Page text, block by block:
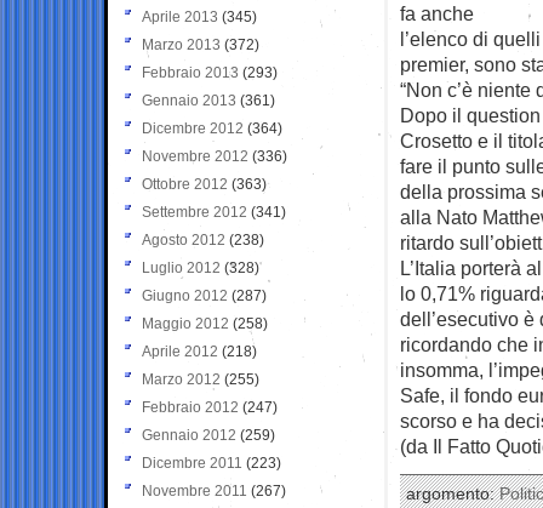
fa anche
l’elenco di
premier, sono
“Non c’è niente
Dopo il
Crosetto e il
fare il punto
della prossima
alla Nato
ritardo
L’Italia porterà
lo 0,71%
dell’esecutivo è
ricordando che
insomma,
Safe, il fondo
scorso e ha
(da Il Fatto
argomento:
Aprile 2013 (345)
Marzo 2013 (372)
Febbraio 2013 (293)
Gennaio 2013 (361)
Dicembre 2012 (364)
Novembre 2012 (336)
Ottobre 2012 (363)
Settembre 2012 (341)
Agosto 2012 (238)
Luglio 2012 (328)
Giugno 2012 (287)
Maggio 2012 (258)
Aprile 2012 (218)
Marzo 2012 (255)
Febbraio 2012 (247)
Gennaio 2012 (259)
Dicembre 2011 (223)
Novembre 2011 (267)